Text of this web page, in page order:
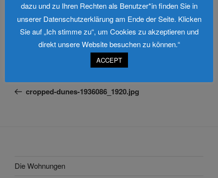
Du musstangemeldetsein, um einen Kommentar
abzugeben.
Beitragsnavigation
Beitrag
cropped-dunes-1936086_1920.jpg
Die Wohnungen
dazu und zu Ihren Rechten als Benutzer*in finden Sie in
unserer Datenschutzerklärung am Ende der Seite. Klicken
Sie auf „Ich stimme zu“, um Cookies zu akzeptieren und
direkt unsere Website besuchen zu können.“
ACCEPT